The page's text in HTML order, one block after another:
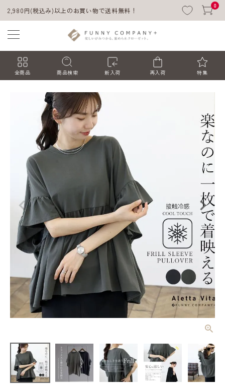
2,980円(税込み)以上のお買い物で送料無料！
0
全商品 商品検索 新入荷 再入荷 特集
ACCOUNT MENU
ようこそ ゲスト 様
ログイン 会員登録
接触冷感綿天
竺フリルスリ
ル便可/ma
3】